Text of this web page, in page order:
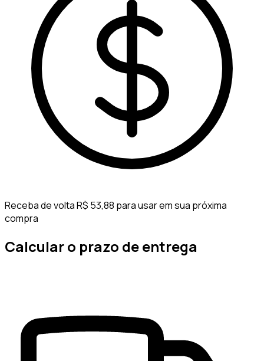
Receba de volta R$ 53,88 para usar em sua próxima
compra
Calcular o prazo de entrega